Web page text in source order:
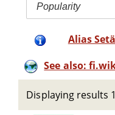
Popularity
Alias
See also:
Displaying results